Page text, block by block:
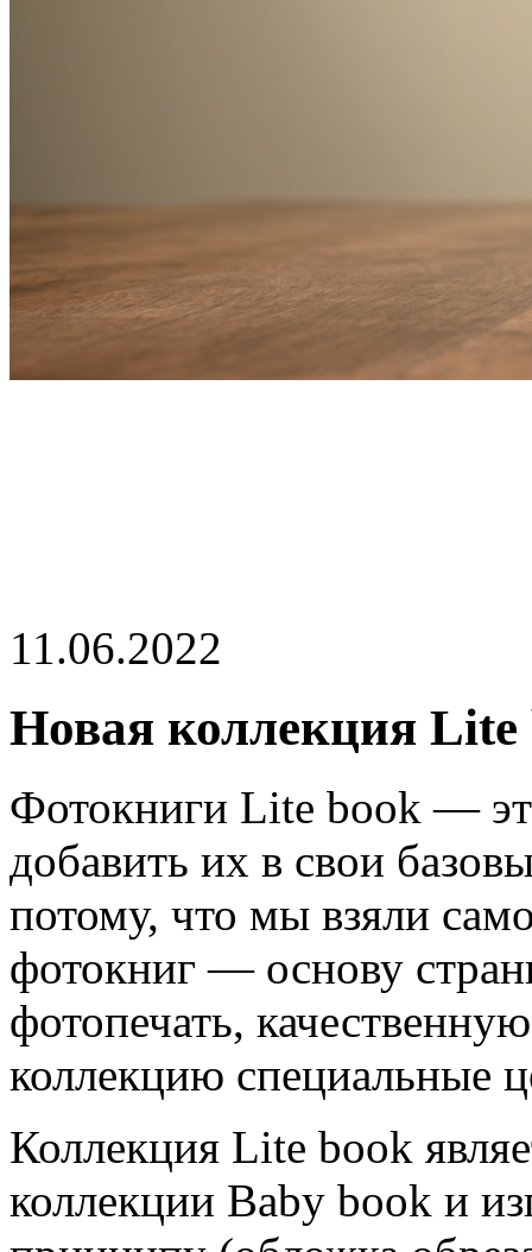
11.06.2022
Новая коллекция Lite
Фотокниги Lite book —
добавить их в свои
потому, что мы взяли
фотокниг — основу
фотопечать,
коллекцию специальные
Коллекция Lite book
коллекции Baby book и